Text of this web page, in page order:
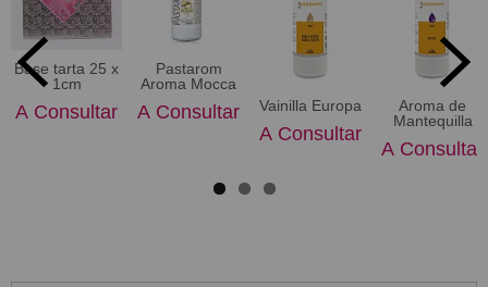
Base tarta 25 x
1cm
A Consultar
Pastarom
Aroma Mocca
A Consultar Vainilla Europa
A Consultar
Aroma de
Mantequilla
A Consultar